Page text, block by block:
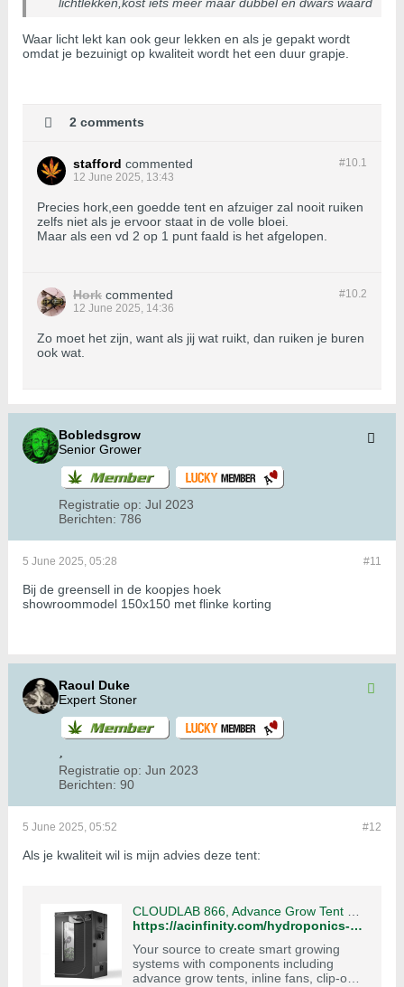
Waar licht lekt kan ook geur lekken en als je gepakt wordt
omdat je bezuinigt op kwaliteit wordt het een duur grapje.
2 comments
#10.1
stafford commented
12 June 2025, 13:43
Precies hork,een goedde tent en afzuiger zal nooit ruiken
zelfs niet als je ervoor staat in de volle bloei.
Maar als een vd 2 op 1 punt faald is het afgelopen.
#10.2
Hork commented
12 June 2025, 14:36
Zo moet het zijn, want als jij wat ruikt, dan ruiken je buren
ook wat.
Bobledsgrow
Senior Grower
Registratie op: Jul 2023
Berichten: 786
#11
5 June 2025, 05:28
Bij de greensell in de koopjes hoek
showroommodel 150x150 met flinke korting
Raoul Duke
Expert Stoner
Registratie op: Jun 2023
Berichten: 90
#12
5 June 2025, 05:52
Als je kwaliteit wil is mijn advies deze tent:
https://acinfinity.com/hydroponics-growers/cloudlab-866-advance-grow-tent-5x5-thickest-1-in-poles-and-2000d-canvas-highest-reflective-mylar-largest-zipper-windows-60-x-60-x-80/?srsltid=AfmBOorHmru6YoNEyzPJgz8EX7uJ8eo1BGCXsrBc0jwDvTS1iQTnJhDr
Your source to create smart growing
systems with components including
advance grow tents, inline fans, clip-on